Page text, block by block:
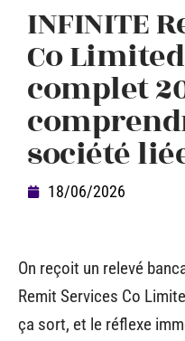
INFINITE
Co
complet
société
18/06/2026
On reçoit un relevé
Remit Services Co
ça sort, et le réflexe